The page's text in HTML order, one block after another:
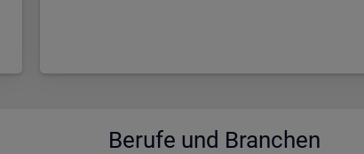
Be­ru­fe und Bran­chen